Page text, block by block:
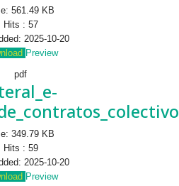
561.49 KB
Hits : 57
2025-10-20
Preview
pdf
349.79 KB
Hits : 59
2025-10-20
Preview